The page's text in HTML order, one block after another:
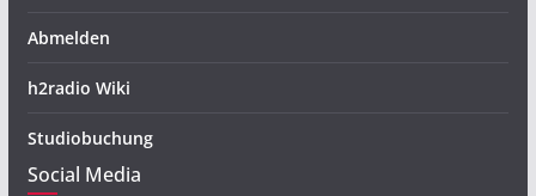
Abmelden
h2radio Wiki
Studiobuchung
Social Media